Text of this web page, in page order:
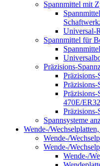
Spannmittel mit
Universal-
Spannmittel für
Präzisions-
Präzisions-
Präzisions-
470E/
Spannsysteme
Wende-/
Wende-/
Wende-/
Wende-/